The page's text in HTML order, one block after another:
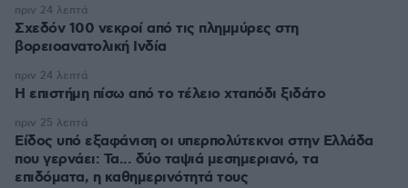
Σχεδόν 100 νεκροί από τις πλημμύρες στη
βορειοανατολική Ινδία
πριν 24 λεπτά
Η επιστήμη πίσω από το τέλειο χταπόδι ξιδάτο
πριν 24 λεπτά
Είδος υπό εξαφάνιση οι υπερπολύτεκνοι στην Ελλάδα
που γερνάει: Τα... δύο ταψιά μεσημεριανό, τα
επιδόματα, η καθημερινότητά τους
πριν 25 λεπτά